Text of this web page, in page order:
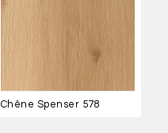
Chêne Spenser 578